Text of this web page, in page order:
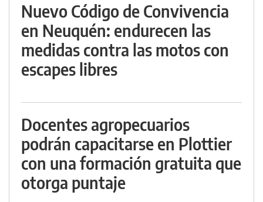
Nuevo Código de Convivencia
en Neuquén: endurecen las
medidas contra las motos con
escapes libres
Docentes agropecuarios
podrán capacitarse en Plottier
con una formación gratuita que
otorga puntaje